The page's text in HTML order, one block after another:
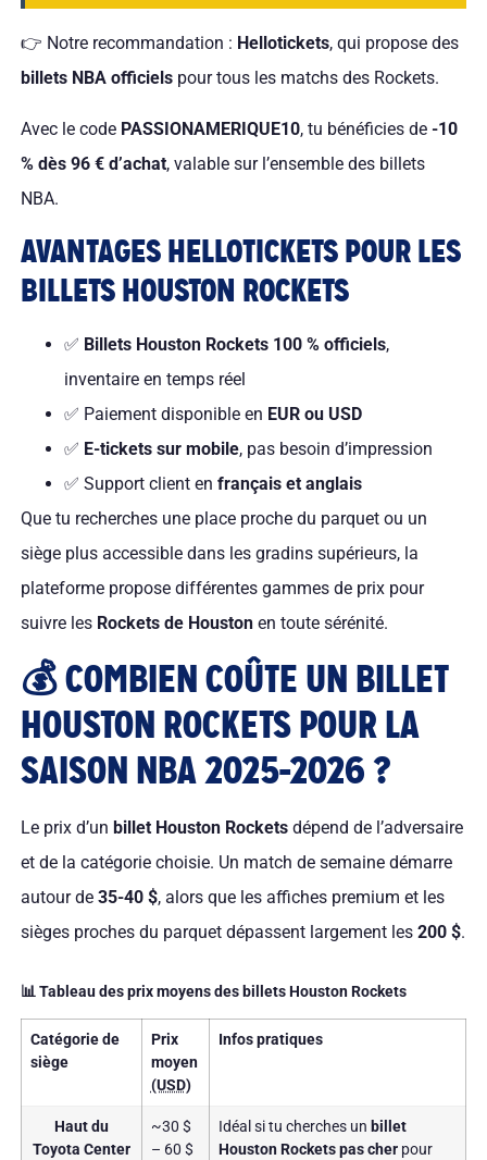
👉 Notre recommandation : Hellotickets, qui propose des
billets NBA officielspour tous les matchs des Rockets.
Avec le code PASSIONAMERIQUE10, tu bénéficies de -10
% dès 96 € d’achat, valable sur l’ensemble des billets
NBA.
AVANTAGES HELLOTICKETS POUR LES
BILLETS HOUSTON ROCKETS
✅ Billets Houston Rockets 100 % officiels,
inventaire en temps réel
✅ Paiement disponible en EUR ou USD
✅ E-tickets sur mobile, pas besoin d’impression
✅ Support client en français et anglais
Que tu recherches une place proche du parquet ou un
siège plus accessible dans les gradins supérieurs, la
plateforme propose différentes gammes de prix pour
suivre les Rockets de Houstonen toute sérénité.
💰 COMBIEN COÛTE UN BILLET
HOUSTON ROCKETS POUR LA
SAISON NBA 2025-2026 ?
Le prix d’un billet Houston Rocketsdépend de l’adversaire
et de la catégorie choisie. Un match de semaine démarre
autour de 35-40 $, alors que les affiches premium et les
sièges proches du parquet dépassent largement les 200 $.
📊 Tableau des prix moyens des billets Houston Rockets
Catégorie de
siège
Prix
moyen
(USD)
Infos pratiques
Haut du
Toyota Center
~30 $
– 60 $
Idéal si tu cherches un billet
Houston Rockets pas cherpour